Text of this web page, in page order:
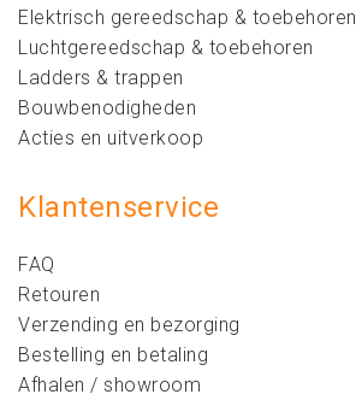
Elektrisch gereedschap & toebehoren
Luchtgereedschap & toebehoren
Ladders & trappen
Bouwbenodigheden
Acties en uitverkoop
Klantenservice
FAQ
Retouren
Verzending en bezorging
Bestelling en betaling
Afhalen / showroom